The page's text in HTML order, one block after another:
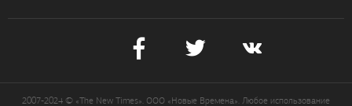
2007-2024 © «The New Times». ООО «Новые Времена». Любое использование